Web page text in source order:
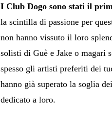
I Club Dogo sono stati il
la scintilla di passione per
non hanno vissuto il loro
solisti di Guè e Jake o magari
spesso gli artisti preferiti dei
hanno già superato la soglia
dedicato a loro.